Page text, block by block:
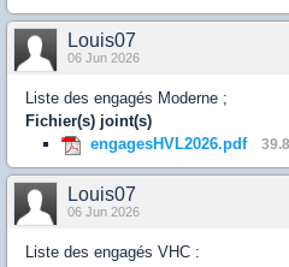
Louis07
06 Jun 2026
Liste des engagés Moderne ;
Fichier(s) joint(s)
engagesHVL2026.pdf
Louis07
06 Jun 2026
Liste des engagés VHC :